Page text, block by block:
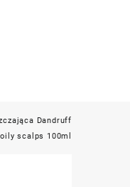
Dandruff
scalps 100ml